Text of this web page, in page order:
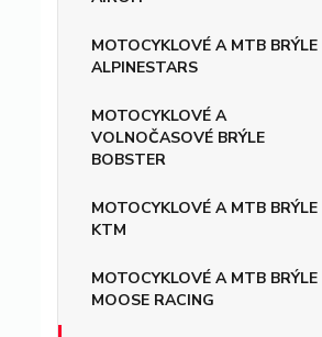
MOTOCYKLOVÉ A MTB BRÝLE
ALPINESTARS
MOTOCYKLOVÉ A
VOLNOČASOVÉ BRÝLE
BOBSTER
MOTOCYKLOVÉ A MTB BRÝLE
KTM
MOTOCYKLOVÉ A MTB BRÝLE
MOOSE RACING